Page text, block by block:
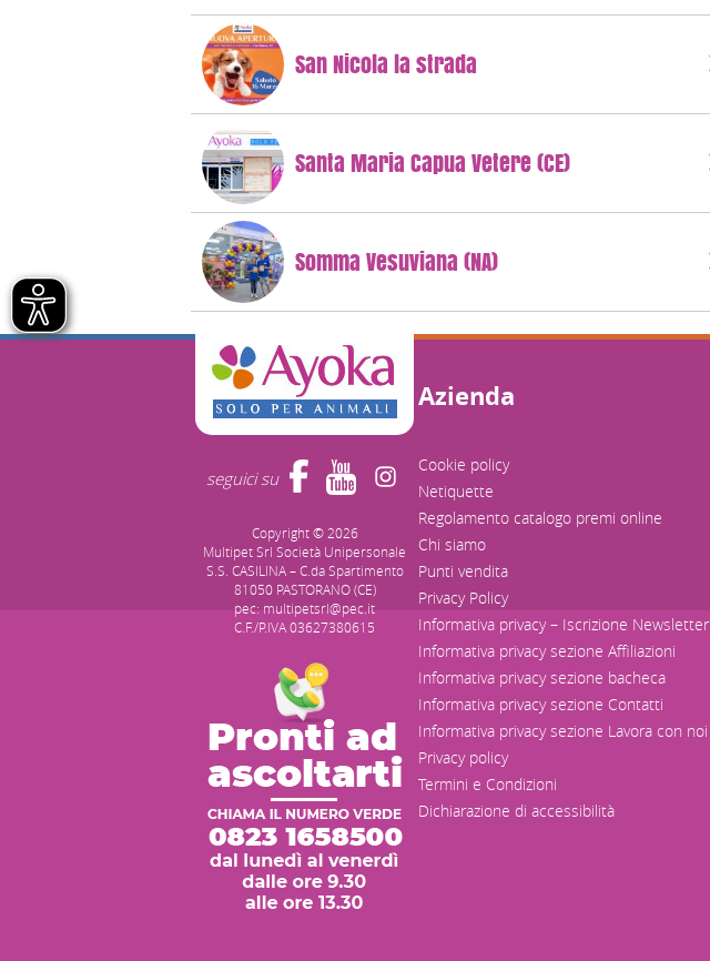
San Nicola la strada
Santa Maria Capua Vetere (CE)
Somma Vesuviana (NA)
seguici su
Copyright © 2026
Multipet Srl Società Unipersonale
S.S. CASILINA – C.da Spartimento
81050 PASTORANO (CE)
pec: multipetsrl@pec.it
C.F./P.IVA 03627380615
Azienda
Cookie policy
Netiquette
Regolamento catalogo premi online
Chi siamo
Punti vendita
Privacy Policy
Informativa privacy – Iscrizione Newsletter
Informativa privacy sezione Affiliazioni
Informativa privacy sezione bacheca
Informativa privacy sezione Contatti
Informativa privacy sezione Lavora con noi
Privacy policy
Termini e Condizioni
Dichiarazione di accessibilità